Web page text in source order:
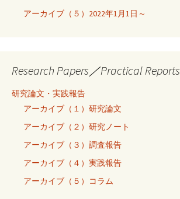
アーカイブ（５）2022年1月1日～
Research Papers／Practical Reports
研究論文・実践報告
アーカイブ（１）研究論文
アーカイブ（２）研究ノート
アーカイブ（３）調査報告
アーカイブ（４）実践報告
アーカイブ（５）コラム